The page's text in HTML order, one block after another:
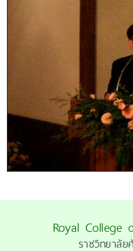
Royal College
ราชวิทยาลัย